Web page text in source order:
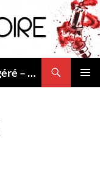
LA GUEULE NOIRE – Espace Autogéré – Saint Etienne